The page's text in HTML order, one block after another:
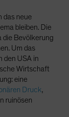
das neue
bleiben. Die
die Bevölkerung
Um das
den USA in
Wirtschaft
eine
Druck,
ruinösen